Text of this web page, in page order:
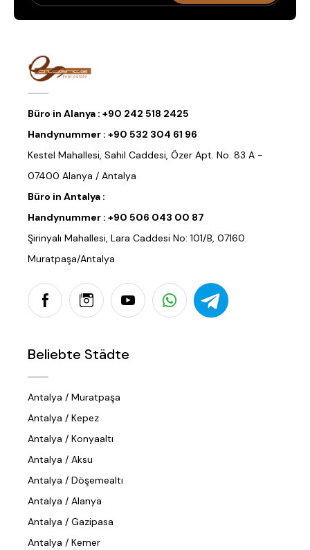
Büro in Alanya : +90 242 518 2425
Handynummer : +90 532 304 61 96
Kestel Mahallesi, Sahil Caddesi, Özer Apt. No. 83 A -
07400 Alanya / Antalya
Büro in Antalya :
Handynummer : +90 506 043 00 87
Şirinyalı Mahallesi, Lara Caddesi No: 101/B, 07160
Muratpaşa/Antalya
Beliebte Städte
Antalya / Muratpaşa
Antalya / Kepez
Antalya / Konyaaltı
Antalya / Aksu
Antalya / Döşemealtı
Antalya / Alanya
Antalya / Gazipasa
Antalya / Kemer